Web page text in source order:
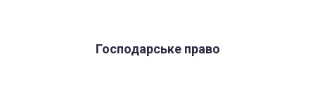
Господарське право